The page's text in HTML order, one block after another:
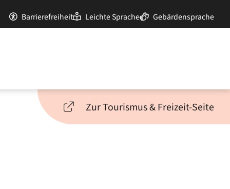
Barrierefreiheit Leichte Sprache Gebärdensprache
Zur Tourismus & Freizeit-Seite